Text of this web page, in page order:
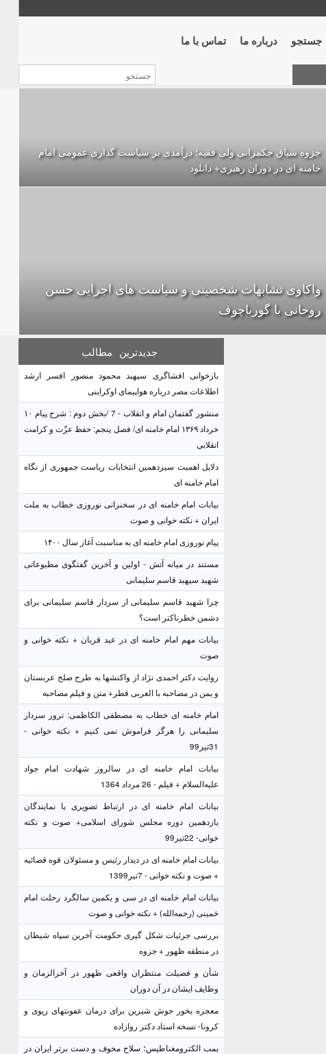
جستجو درباره ما تماس با ما
جزوه سیاق حکمرانی ولی فقیه؛ درآمدی بر سیاست گذاری عمومی امام
خامنه ای در دوران رهبری+ دانلود
واکاوی تشابهات شخصیتی و سیاست های اجرایی حسن
روحانی با گورباچوف
جدیدترین مطالب
بازخوانی افشاگری سپهبد محمود منصور افسر ارشد
اطلاعات مصر درباره هواپیمای اوکراینی
منشور گفتمان امام و انقلاب - 7 /بخش دوم : شرح پیام ۱۰
خرداد ۱۳۶۹ امام خامنه ای/ فصل پنجم: حفظ عزّت و کرامت
انقلابی
دلایل اهمیت سیزدهمین انتخابات ریاست جمهوری از نگاه
امام خامنه ای
بیانات امام خامنه ای در سخنرانی نوروزی خطاب به ملت
ایران + نکته خوانی و صوت
پیام نوروزی امام خامنه ای به مناسبت آغاز سال ۱۴۰۰
مستند در میانه آتش - اولین و آخرین گفتگوی مطبوعاتی
شهید سپهبد قاسم سلیمانی
چرا شهید قاسم سلیمانی از سردار قاسم سلیمانی برای
دشمن خطرناکتر است؟
بیانات مهم امام خامنه ای در عید قربان + نکته خوانی و
صوت
روایت دکتر احمدی نژاد از واکنشها به طرح صلح عربستان
و یمن در مصاحبه با العربی قطر+ متن و فیلم مصاحبه
امام خامنه ای خطاب به مصطفی الکاظمی: ترور سردار
سلیمانی را هرگز فراموش نمی کنیم + نکته خوانی -
31تیر99
بیانات امام خامنه ای در سالروز شهادت امام جواد
علیه‌السلام + فیلم - 26 مرداد 1364
بیانات امام خامنه ای در ارتباط تصویری با نمایندگان
یازدهمین دوره مجلس شورای اسلامی+ صوت و نکته
خوانی- 22تیر99
بیانات امام خامنه ای در دیدار رئیس و مسئولان قوه قضائیه
+ صوت و نکته خوانی - 7تیر1399
بیانات امام خامنه ای در سی و یکمین سالگرد رحلت امام
خمینی (رحمه‌الله) + نکته خوانی و صوت
بررسی جزئیات شکل گیری حکومت آخرین سپاه شیطان
در منطقه ظهور + جزوه
شأن و فضیلت منتظران واقعی ظهور در آخرالزمان و
وظایف ایشان در آن دوران
معجزه بخور جوش شیرین برای درمان عفونتهای ریوی و
کرونا- نسخه استاد دکتر روازاده
بمب الکترومغناطیس؛ سلاح مخوف و دست برتر ایران در